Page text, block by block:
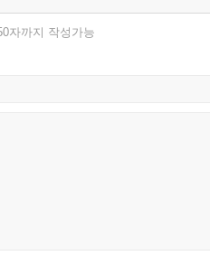
넘는 세월을 분단과 통일 문제
자까지 작성가능